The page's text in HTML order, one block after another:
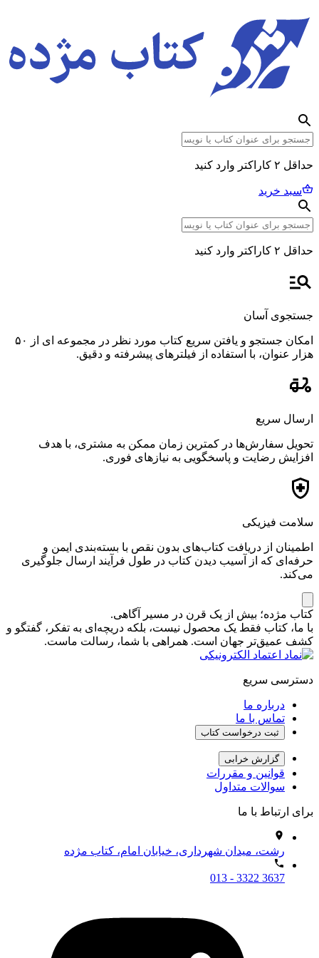
حداقل ۲ کاراکتر وارد کنید
سبد خرید
حداقل ۲ کاراکتر وارد کنید
جستجوی آسان
امکان جستجو و یافتن سریع کتاب مورد نظر در مجموعه ای از ۵۰
هزار عنوان، با استفاده از فیلترهای پیشرفته و دقیق.
ارسال سریع
تحویل سفارش‌ها در کمترین زمان ممکن به مشتری، با هدف
افزایش رضایت و پاسخگویی به نیازهای فوری.
سلامت فیزیکی
اطمینان از دریافت کتاب‌های بدون نقص با بسته‌بندی ایمن و
حرفه‌ای که از آسیب دیدن کتاب در طول فرآیند ارسال جلوگیری
می‌کند.
کتاب مژده؛ بیش از یک قرن در مسیر آگاهی.
با ما، کتاب فقط یک محصول نیست، بلکه دریچه‌ای به تفکر، گفتگو و
کشف عمیق‌تر جهان است. همراهی با شما، رسالت ماست.
دسترسی سریع
درباره ما
تماس با ما
ثبت درخواست کتاب
گزارش خرابی
قوانین و مقررات
سوالات متداول
برای ارتباط با ما
رشت، میدان شهرداری، خیابان امام، کتاب مژده
013 - 3322 3637